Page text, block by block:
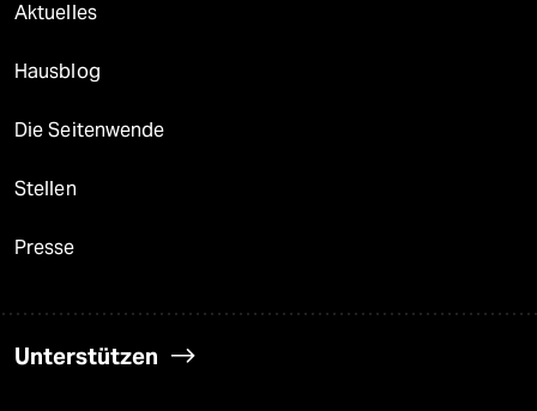
Aktuelles
Hausblog
Die Seitenwende
Stellen
Presse
Unterstützen